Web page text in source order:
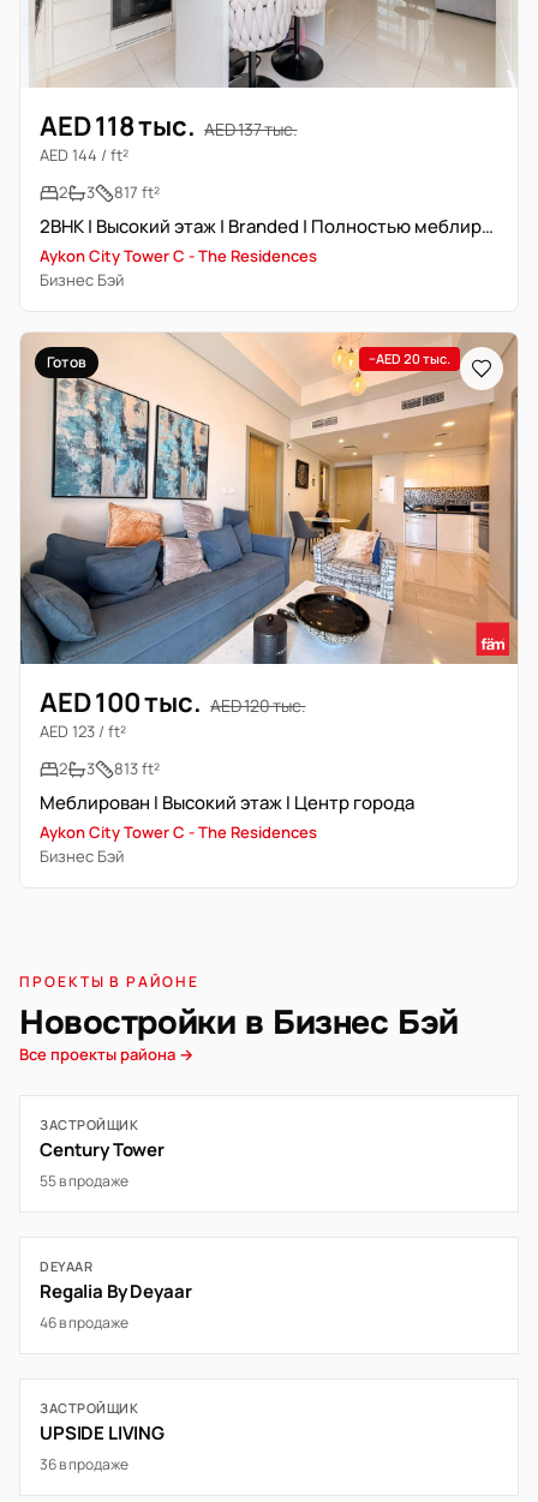
AED 118 тыс. AED 137 тыс.
AED 144 / ft²
2
3 817 ft²
2BHK | Высокий этаж | Branded | Полностью меблирована | Office
Aykon City Tower C - The Residences
Бизнес Бэй
Готов −AED 20 тыс.
AED 100 тыс. AED 120 тыс.
AED 123 / ft²
2
3 813 ft²
Меблирован I Высокий этаж I Центр города
Aykon City Tower C - The Residences
Бизнес Бэй
ПРОЕКТЫ В РАЙОНЕ
Новостройки в Бизнес Бэй
Все проекты района →
ЗАСТРОЙЩИК
Century Tower
55 в продаже
DEYAAR
Regalia By Deyaar
46 в продаже
ЗАСТРОЙЩИК
UPSIDE LIVING
36 в продаже